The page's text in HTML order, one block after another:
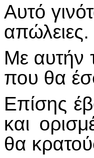
Αυτό
απώλειες.
Με αυτήν
που θα
Επίσης
και
θα